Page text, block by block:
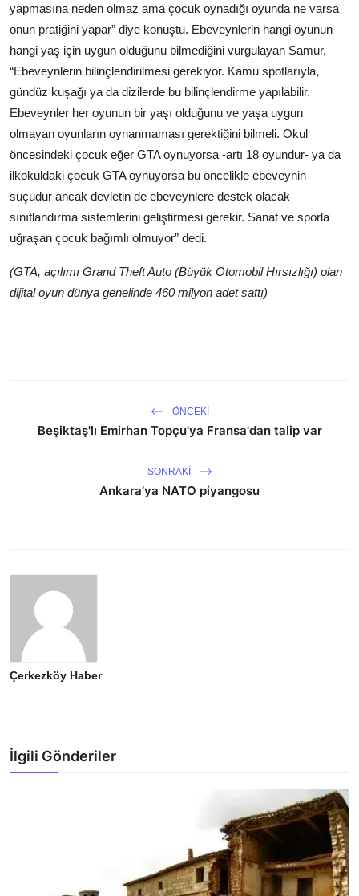
yapmasına neden olmaz ama çocuk oynadığı oyunda ne varsa
onun pratiğini yapar” diye konuştu. Ebeveynlerin hangi oyunun
hangi yaş için uygun olduğunu bilmediğini vurgulayan Samur,
“Ebeveynlerin bilinçlendirilmesi gerekiyor. Kamu spotlarıyla,
gündüz kuşağı ya da dizilerde bu bilinçlendirme yapılabilir.
Ebeveynler her oyunun bir yaşı olduğunu ve yaşa uygun
olmayan oyunların oynanmaması gerektiğini bilmeli. Okul
öncesindeki çocuk eğer GTA oynuyorsa -artı 18 oyundur- ya da
ilkokuldaki çocuk GTA oynuyorsa bu öncelikle ebeveynin
suçudur ancak devletin de ebeveynlere destek olacak
sınıflandırma sistemlerini geliştirmesi gerekir. Sanat ve sporla
uğraşan çocuk bağımlı olmuyor” dedi.
(GTA, açılımı Grand Theft Auto (Büyük Otomobil Hırsızlığı) olan
dijital oyun dünya genelinde 460 milyon adet sattı)
ÖNCEKI
Beşiktaş'lı Emirhan Topçu'ya Fransa'dan talip var
SONRAKI
Ankara’ya NATO piyangosu
Çerkezköy Haber
İlgili Gönderiler